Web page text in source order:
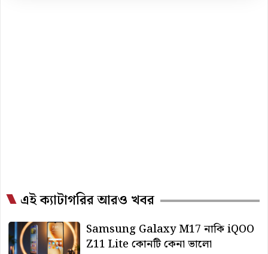
এই ক্যাটাগরির আরও খবর
Samsung Galaxy M17 নাকি iQOO
Z11 Lite কোনটি কেনা ভালো